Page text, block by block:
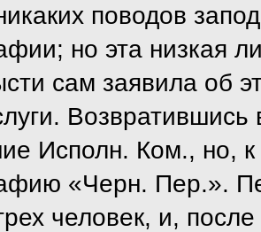
поводов
но эта низкая
сам заявила об
Возвратившись
Исполн. Ком., но,
«Черн. Пер.».
человек, и,